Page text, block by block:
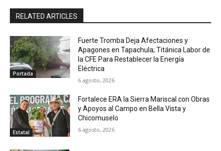
RELATED ARTICLES
Portada
Fuerte Tromba Deja Afectaciones y
Apagones en Tapachula; Titánica Labor de
la CFE Para Restablecer la Energía
Eléctrica
6 agosto, 2026
Estatal
Fortalece ERA la Sierra Mariscal con Obras
y Apoyos al Campo en Bella Vista y
Chicomuselo
6 agosto, 2026